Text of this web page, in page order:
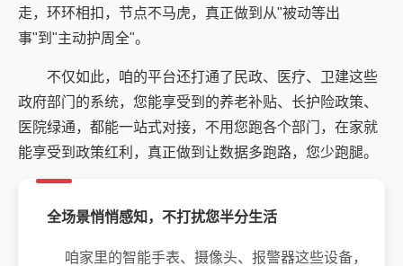
走，环环相扣，节点不马虎，真正做到从"被动等出
事"到"主动护周全"。
不仅如此，咱的平台还打通了民政、医疗、卫建这些
政府部门的系统，您能享受到的养老补贴、长护险政策、
医院绿通，都能一站式对接，不用您跑各个部门，在家就
能享受到政策红利，真正做到让数据多跑路，您少跑腿。
全场景悄悄感知，不打扰您半分生活
咱家里的智能手表、摄像头、报警器这些设备，